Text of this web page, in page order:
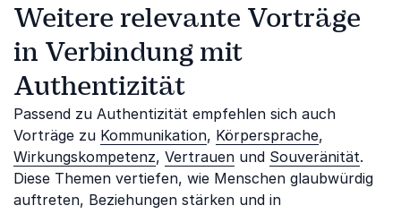
Weitere relevante Vorträge
in Verbindung mit
Authentizität
Passend zu Authentizität empfehlen sich auch
Vorträge zu Kommunikation, Körpersprache,
Wirkungskompetenz, Vertrauen und Souveränität.
Diese Themen vertiefen, wie Menschen glaubwürdig
auftreten, Beziehungen stärken und in